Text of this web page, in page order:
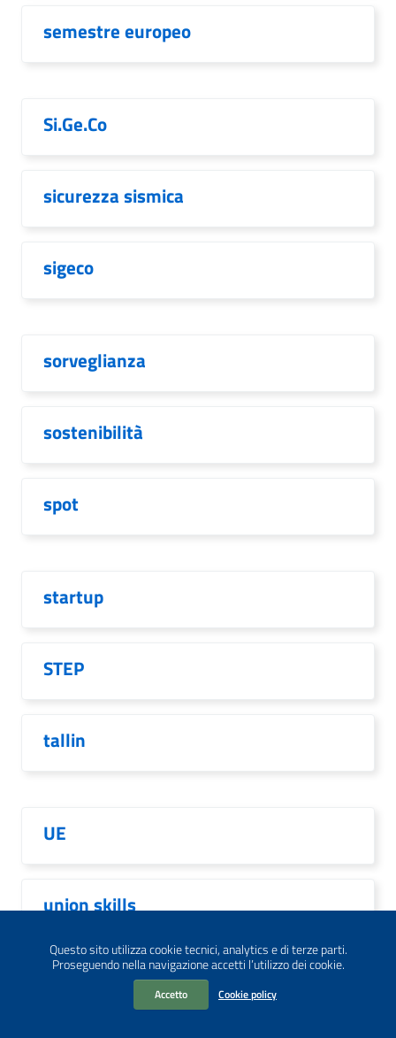
Questo sito utilizza cookie tecnici, analytics e di terze parti.
Proseguendo nella navigazione accetti l’utilizzo dei cookie.
Accetto Cookie policy
semestre europeo
Si.Ge.Co
sicurezza sismica
sigeco
sorveglianza
sostenibilità
spot
startup
STEP
tallin
UE
union skills
video